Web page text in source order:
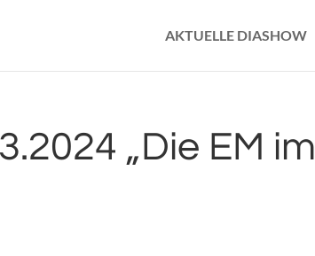
AKTUELLE DIASHOW
„Die EM im